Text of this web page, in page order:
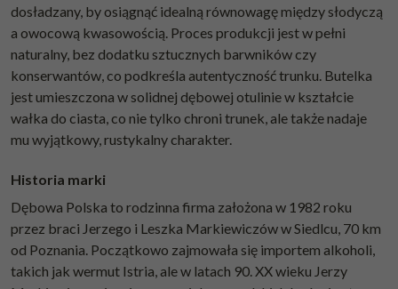
dosładzany, by osiągnąć idealną równowagę między słodyczą
a owocową kwasowością. Proces produkcji jest w pełni
naturalny, bez dodatku sztucznych barwników czy
konserwantów, co podkreśla autentyczność trunku. Butelka
jest umieszczona w solidnej dębowej otulinie w kształcie
wałka do ciasta, co nie tylko chroni trunek, ale także nadaje
mu wyjątkowy, rustykalny charakter.
Historia marki
Dębowa Polska to rodzinna firma założona w 1982 roku
przez braci Jerzego i Leszka Markiewiczów w Siedlcu, 70 km
od Poznania. Początkowo zajmowała się importem alkoholi,
takich jak wermut Istria, ale w latach 90. XX wieku Jerzy